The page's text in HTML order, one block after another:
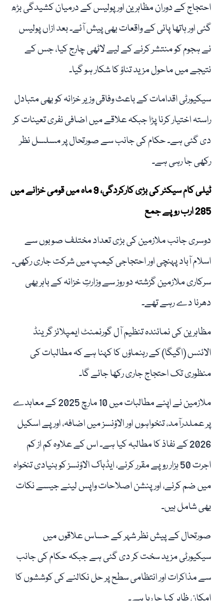
احتجاج کے دوران مظاہرین اور پولیس کے درمیان کشیدگی بڑھ
گئی اور ہاتھا پائی کے واقعات بھی پیش آئے۔ بعد ازاں پولیس
نے ہجوم کو منتشر کرنے کے لیے لاٹھی چارج کیا، جس کے
نتیجے میں ماحول مزید تناؤ کا شکار ہو گیا۔
سیکیورٹی اقدامات کے باعث وفاقی وزیر خزانہ کو بھی متبادل
راستہ اختیار کرنا پڑا جبکہ علاقے میں اضافی نفری تعینات کر
دی گئی ہے۔ حکام کی جانب سے صورتحال پر مسلسل نظر
رکھی جا رہی ہے۔
ٹیلی کام سیکٹر کی بڑی کارکردگی، 9 ماہ میں قومی خزانے میں
285 ارب روپے جمع
دوسری جانب ملازمین کی بڑی تعداد مختلف صوبوں سے
اسلام آباد پہنچی اور احتجاجی کیمپ میں شرکت جاری رکھی۔
سرکاری ملازمین گزشتہ دو روز سے وزارتِ خزانہ کے باہر بھی
دھرنا دے رہے تھے۔
مظاہرین کی نمائندہ تنظیم آل گورنمنٹ ایمپلائز گرینڈ
الائنس (اگیگا) کے رہنماؤں کا کہنا ہے کہ مطالبات کی
منظوری تک احتجاج جاری رکھا جائے گا۔
ملازمین نے اپنے مطالبات میں 10 مارچ 2025 کے معاہدے
پر عملدرآمد، تنخواہوں اور الاؤنسز میں اضافہ، اور پے اسکیل
2026 کے نفاذ کا مطالبہ کیا ہے۔ اس کے علاوہ کم از کم
اجرت 50 ہزار روپے مقرر کرنے، ایڈہاک الاؤنسز کو بنیادی تنخواہ
میں ضم کرنے، اور پنشن اصلاحات واپس لینے جیسے نکات
بھی شامل ہیں۔
صورتحال کے پیش نظر شہر کے حساس علاقوں میں
سیکیورٹی مزید سخت کر دی گئی ہے جبکہ حکام کی جانب
سے مذاکرات اور انتظامی سطح پر حل نکالنے کی کوششوں کا